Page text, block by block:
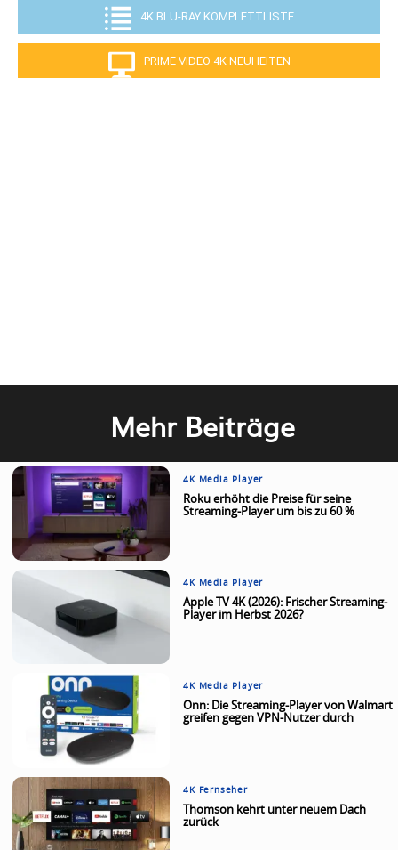
4K BLU-RAY KOMPLETTLISTE
PRIME VIDEO 4K NEUHEITEN
Mehr Beiträge
4K Media Player
Roku erhöht die Preise für seine
Streaming-Player um bis zu 60 %
4K Media Player
Apple TV 4K (2026): Frischer Streaming-
Player im Herbst 2026?
4K Media Player
Onn: Die Streaming-Player von Walmart
greifen gegen VPN-Nutzer durch
4K Fernseher
Thomson kehrt unter neuem Dach
zurück